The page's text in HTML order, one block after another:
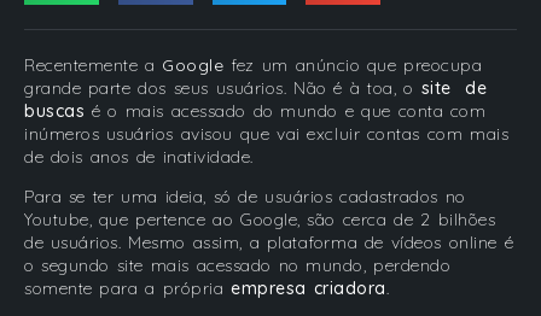
Recentemente a Google fez um anúncio que preocupa
grande parte dos seus usuários. Não é à toa, o site de
buscas é o mais acessado do mundo e que conta com
inúmeros usuários avisou que vai excluir contas com mais
de dois anos de inatividade.
Para se ter uma ideia, só de usuários cadastrados no
Youtube, que pertence ao Google, são cerca de 2 bilhões
de usuários. Mesmo assim, a plataforma de vídeos online é
o segundo site mais acessado no mundo, perdendo
somente para a própriaempresa criadora.